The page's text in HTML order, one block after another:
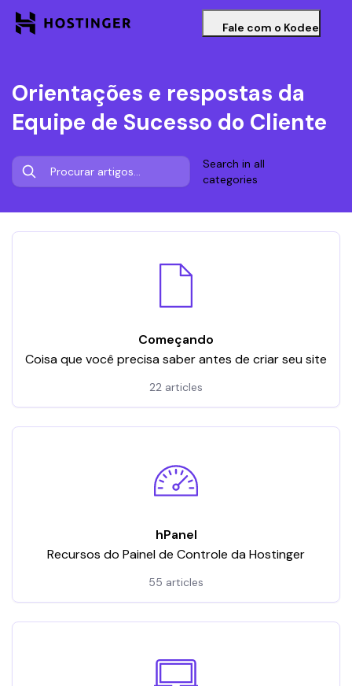
Fale com o Kodee
Orientações e respostas da
Equipe de Sucesso do Cliente
Search in all
categories
Começando
Coisa que você precisa saber antes de criar seu site
22 articles
hPanel
Recursos do Painel de Controle da Hostinger
55 articles